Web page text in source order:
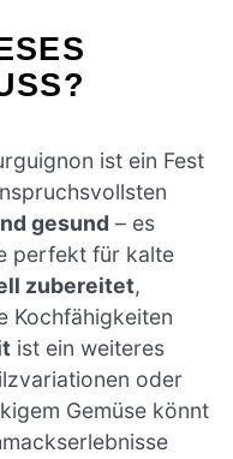
ist ein Fest
gesund – es
perfekt für kalte
zubereitet,
Kochfähigkeiten
ist ein weiteres
oder
Gemüse könnt